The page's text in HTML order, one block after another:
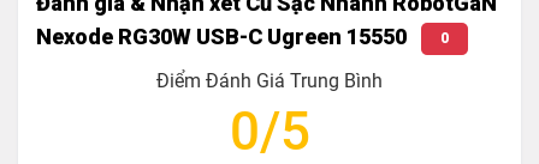
Nexode RG30W USB-C Ugreen 15550
0
Điểm Đánh Giá Trung Bình
0/5